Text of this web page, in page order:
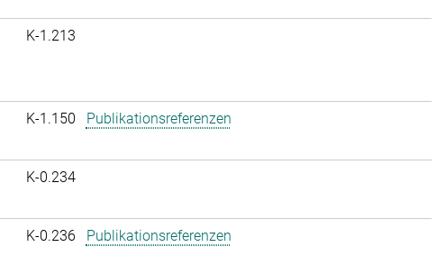
K-1.213
K-1.150 Publikationsreferenzen
K-0.234
K-0.236 Publikationsreferenzen